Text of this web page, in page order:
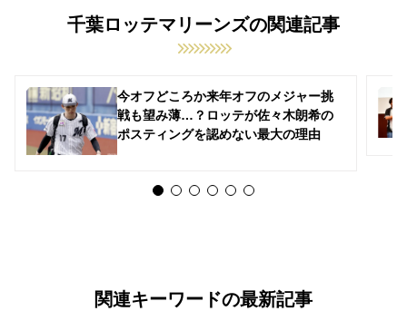
千葉ロッテマリーンズの関連記事
今オフどころか来年オフのメジャー挑
戦も望み薄…？ロッテが佐々木朗希の
ポスティングを認めない最大の理由
関連キーワードの最新記事